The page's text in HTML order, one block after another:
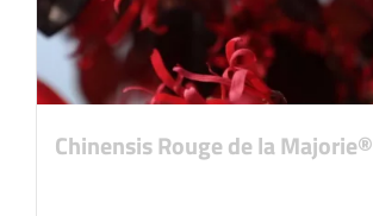
Chinensis Rouge de la Majorie®